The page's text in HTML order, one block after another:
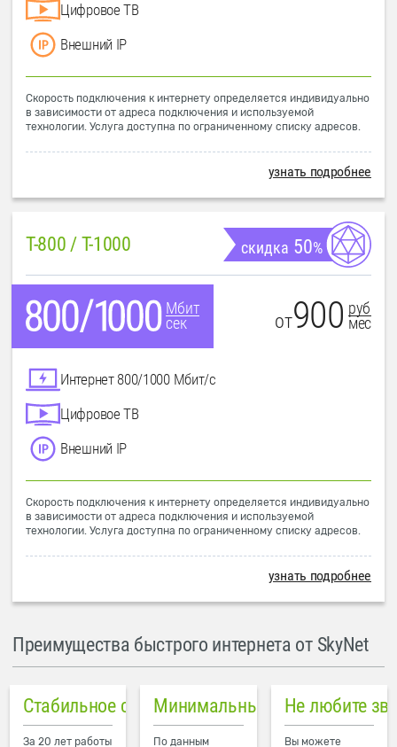
Цифровое ТВ
Внешний IP
Скорость подключения к интернету определяется индивидуально
в зависимости от адреса подключения и используемой
технологии. Услуга доступна по ограниченному списку адресов.
узнать подробнее
T-800 / T-1000 скидка 50%
Мбит
сек
от900 руб
мес
Интернет 800/1000 Мбит/с
Цифровое ТВ
Внешний IP
Скорость подключения к интернету определяется индивидуально
в зависимости от адреса подключения и используемой
технологии. Услуга доступна по ограниченному списку адресов.
узнать подробнее
Преимущества быстрого интернета от SkyNet
Стабильное соединение
За 20 лет работы
Минимальный пинг в городе
По данным
Не любите
Вы можете